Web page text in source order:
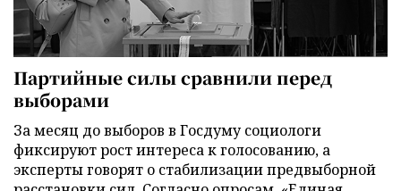
Партийные силы сравнили перед
выборами
За месяц до выборов в Госдуму социологи
фиксируют рост интереса к голосованию, а
эксперты говорят о стабилизации предвыборной